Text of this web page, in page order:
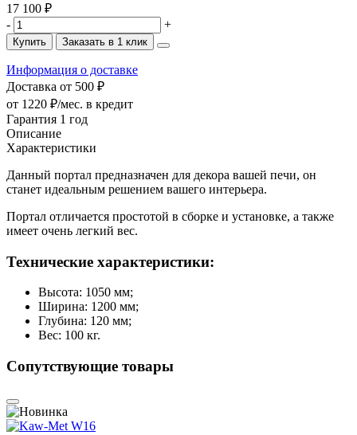
17 100 ₽
-
+
Купить Заказать в 1 клик
Информация о доставке
Доставка от 500 ₽
от 1220 ₽/мес. в кредит
Гарантия 1 год
Описание
Характеристики
Данный портал предназначен для декора вашей печи, он
станет идеальным решением вашего интерьера.
Портал отличается простотой в сборке и установке, а также
имеет очень легкий вес.
Технические характеристики:
Высота: 1050 мм;
Ширина: 1200 мм;
Глубина: 120 мм;
Вес: 100 кг.
Сопутствующие товары